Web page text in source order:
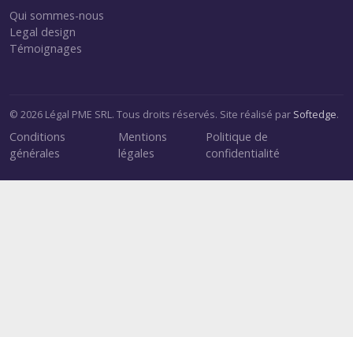
Qui sommes-nous
Legal design
Témoignages
© 2026 Légal PME SRL. Tous droits réservés. Site réalisé par Softedge.
Conditions
générales
Mentions
légales
Politique de
confidentialité